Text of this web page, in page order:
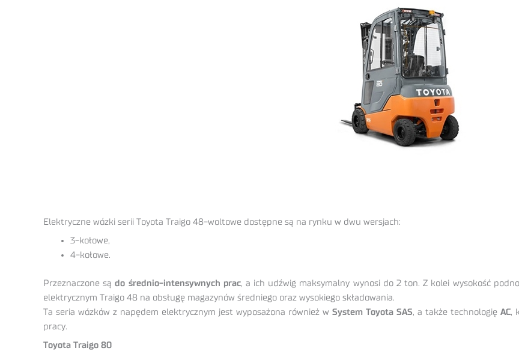
Elektryczne wózki serii Toyota Traigo 48-woltowe dostępne są na rynku w dwu wersjach:
3-kołowe,
4-kołowe.
Przeznaczone sądo średnio-intensywnych prac, a ich udźwig maksymalny wynosi do 2 ton. Z kolei wysokość
elektrycznym Traigo 48 na obsługę magazynów średniego oraz wysokiego składowania.
Ta seria wózków z napędem elektrycznym jest wyposażona również w System Toyota SAS, a także technologię AC,
pracy.
Toyota Traigo 80